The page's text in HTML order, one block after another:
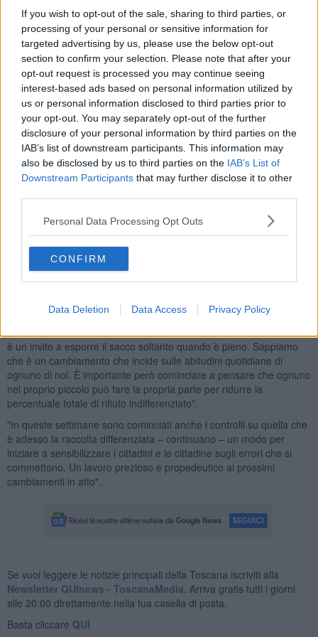
If you wish to opt-out of the sale, sharing to third parties, or
processing of your personal or sensitive information for
targeted advertising by us, please use the below opt-out
section to confirm your selection. Please note that after your
opt-out request is processed you may continue seeing
interest-based ads based on personal information utilized by
us or personal information disclosed to third parties prior to
your opt-out. You may separately opt-out of the further
disclosure of your personal information by third parties on the
IAB’s list of downstream participants. This information may
also be disclosed by us to third parties on the IAB’s List of
Downstream Participants that may further disclose it to other
Personal Data Processing Opt Outs
CONFIRM
Data Deletion Data Access Privacy Policy
La distribuzione si svolgerà a partire dal 3 Giugnoil martedì
dalle 14 alle 18 e il venerdì mattina dalle 8,30 alle 12,30 nella sala
consiliare del palazzo comunale di Montopoli (via Guicciardini, 61,
piano terra) mentre ogni mercoledì dalle 14 alle 18 la distribuzione
si svolgerà allo sportello ambiente, nella sede della Pubblica
Assistenza (via Mattei, 4 Capanne). È possibile delegare qualcuno
per il ritiro. Il sacco semitrasparente grigio dovrà essere utilizzato
esclusivamente per il conferimento del rifiuto indifferenziato. Dopo i
primi mesi di transizione, dal primo di Ottobre 2026 i rifiuti esposti in
sacchi diversi da quelli dotati di tag non saranno raccolti, verranno
segnalati con un adesivo di non conformità e saranno oggetto di
accertamenti ispettivi per risalire all’autore dell’abbandono/errato
conferimento.
"Grazie all’ufficio ambiente del Comune e al costante dialogo con
Geofor – spiegano la sindaca
Marino– stiamo portando avanti un processo tanto importante
progressivamente la quantità e la qualità della nostra raccolta
differenziata. I sacchi grigi ci impongono di pensare a ciò che
è un invito a esporre il sacco soltanto quando è pieno. Sappiamo
che è un cambiamento che incide sulle abitudini quotidiane di
ognuno di noi. È importante però cominciare a pensare che ognuno
nel proprio piccolo può fare la propria parte per ridurre la
percentuale totale di rifiuto indifferenziato".
"In queste settimane sono cominciati anche i controlli su quella che
è adesso la raccolta differenziata – continuano – un modo per
iniziare a sensibilizzare i cittadini e le cittadine sugli errori che si
commettono. Un lavoro prezioso e propedeutico ai prossimi
cambiamenti in atto".
Se vuoi leggere le notizie principali della Toscana iscriviti alla
Newsletter QUInews - ToscanaMedia. Arriva gratis tutti i giorni
alle 20:00 direttamente nella tua casella di posta.
Basta cliccare QUI